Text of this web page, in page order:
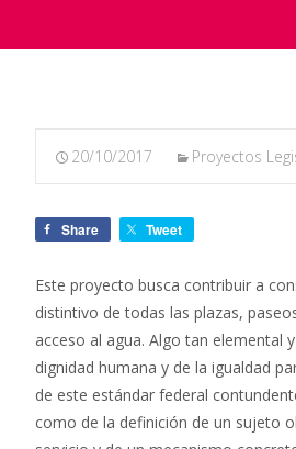
20/10/2017 Proyectos
Share Tweet
Este proyecto busca contribuir a
distintivo de todas las plazas,
acceso al agua. Algo tan elemental
dignidad humana y de la igualdad
de este estándar federal
como de la definición de un sujeto